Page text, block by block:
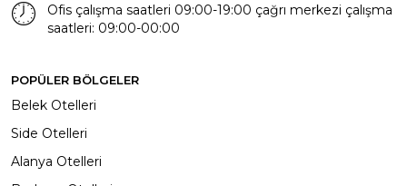
Ofis çalışma saatleri 09:00-19:00 çağrı merkezi çalışma
saatleri: 09:00-00:00
POPÜLER BÖLGELER
Belek Otelleri
Side Otelleri
Alanya Otelleri